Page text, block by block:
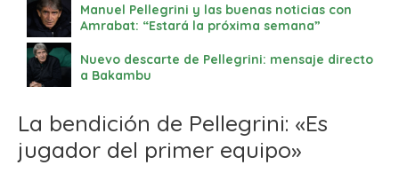
Manuel Pellegrini y las buenas noticias con
Amrabat: “Estará la próxima semana”
Nuevo descarte de Pellegrini: mensaje directo
a Bakambu
La bendición de Pellegrini: «Es
jugador del primer equipo»